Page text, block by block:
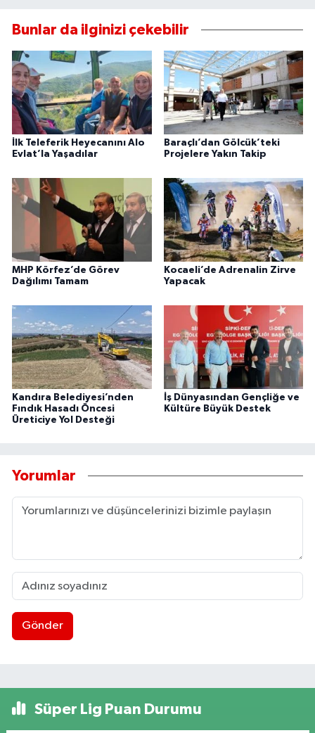
Bunlar da ilginizi çekebilir
İlk Teleferik Heyecanını Alo
Evlat’la Yaşadılar
Baraçlı’dan Gölcük’teki
Projelere Yakın Takip
MHP Körfez’de Görev
Dağılımı Tamam
Kocaeli’de Adrenalin Zirve
Yapacak
Kandıra Belediyesi’nden
Fındık Hasadı Öncesi
Üreticiye Yol Desteği
İş Dünyasından Gençliğe ve
Kültüre Büyük Destek
Yorumlar
Gönder
Süper Lig Puan Durumu